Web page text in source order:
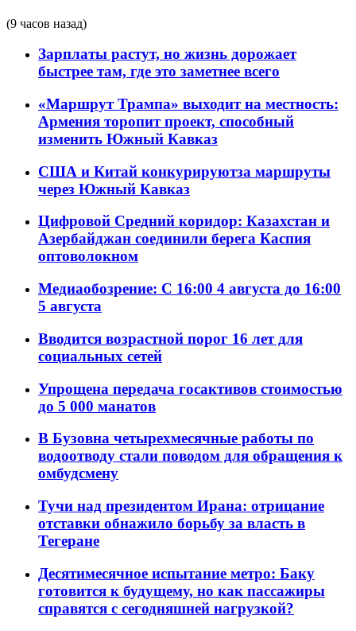
(9 часов назад)
Зарплаты растут, но жизнь дорожает
быстрее там, где это заметнее всего
«Маршрут Трампа» выходит на местность:
Армения торопит проект, способный
изменить Южный Кавказ
США и Китай конкурируютза маршруты
через Южный Кавказ
Цифровой Средний коридор: Казахстан и
Азербайджан соединили берега Каспия
оптоволокном
Медиаобозрение: С 16:00 4 августа до 16:00
5 августа
Вводится возрастной порог 16 лет для
социальных сетей
Упрощена передача госактивов стоимостью
до 5 000 манатов
В Бузовна четырехмесячные работы по
водоотводу стали поводом для обращения к
омбудсмену
Тучи над президентом Ирана: отрицание
отставки обнажило борьбу за власть в
Тегеране
Десятимесячное испытание метро: Баку
готовится к будущему, но как пассажиры
справятся с сегодняшней нагрузкой?